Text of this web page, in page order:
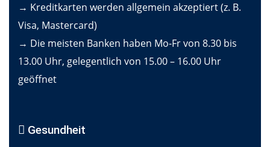
→ Kreditkarten werden allgemein akzeptiert (z. B.
Visa, Mastercard)
→ Die meisten Banken haben Mo-Fr von 8.30 bis
13.00 Uhr, gelegentlich von 15.00 – 16.00 Uhr
geöffnet
Gesundheit